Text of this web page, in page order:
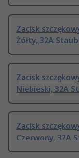
Zacisk
Żółty, 32A
Zacisk
Niebieski, 32A
Zacisk
Czerwony, 32A